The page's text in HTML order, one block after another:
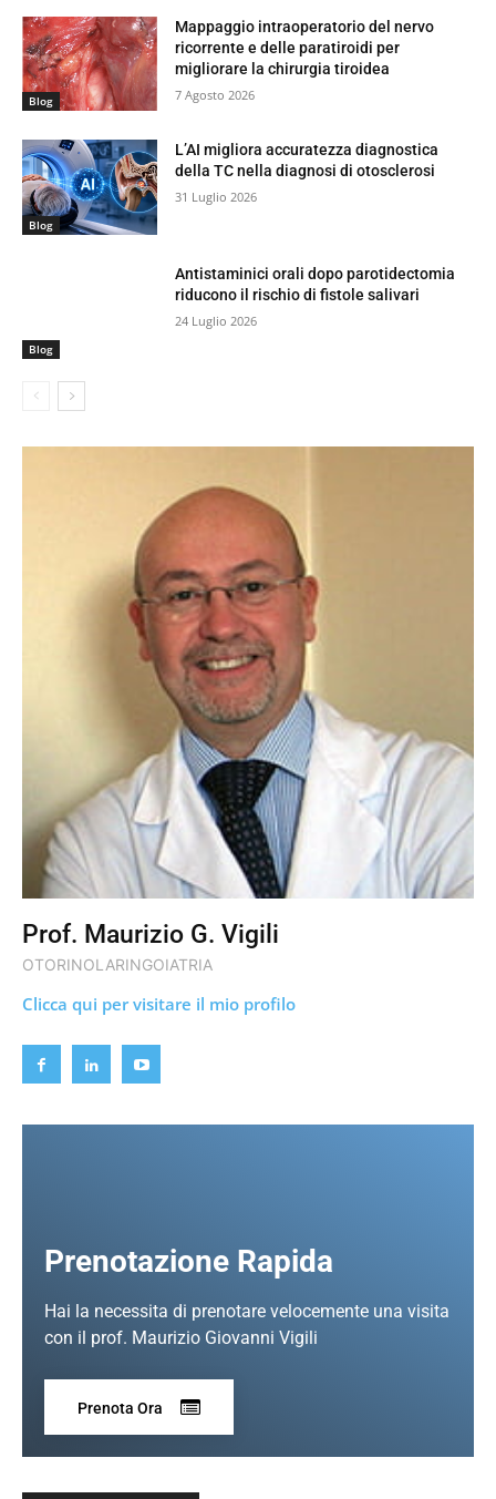
Blog
Mappaggio intraoperatorio del nervo
ricorrente e delle paratiroidi per
migliorare la chirurgia tiroidea
7 Agosto 2026
Blog
L’AI migliora accuratezza diagnostica
della TC nella diagnosi di otosclerosi
31 Luglio 2026
Blog
Antistaminici orali dopo parotidectomia
riducono il rischio di fistole salivari
24 Luglio 2026
Prof. Maurizio G. Vigili
OTORINOLARINGOIATRIA
Clicca qui per visitare il mio profilo
Prenotazione Rapida
Hai la necessita di prenotare velocemente una visita
con il prof. Maurizio Giovanni Vigili
Prenota Ora